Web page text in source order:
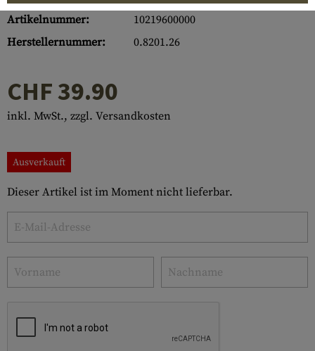
Artikelnummer:
10219600000
Herstellernummer:
0.8201.26
CHF 39.90
inkl. MwSt., zzgl. Versandkosten
Ausverkauft
Dieser Artikel ist im Moment nicht lieferbar.